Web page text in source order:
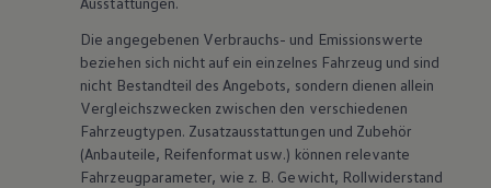
Die angegebenen Verbrauchs- und Emissionswerte
beziehen sich nicht auf ein einzelnes Fahrzeug und sind
nicht Bestandteil des Angebots, sondern dienen allein
Vergleichszwecken zwischen den verschiedenen
Fahrzeugtypen. Zusatzausstattungen und Zubehör
(Anbauteile, Reifenformat usw.) können relevante
Fahrzeugparameter, wie z. B. Gewicht, Rollwiderstand